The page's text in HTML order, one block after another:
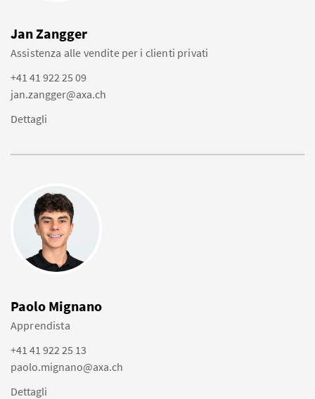
Jan Zangger
Assistenza alle vendite per i clienti privati
+41 41 922 25 09
jan.zangger@axa.ch
Dettagli
Paolo Mignano
Apprendista
+41 41 922 25 13
paolo.mignano@axa.ch
Dettagli